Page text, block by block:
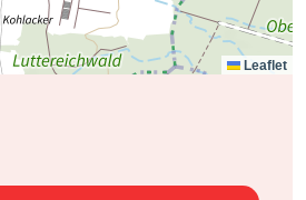
Leaflet